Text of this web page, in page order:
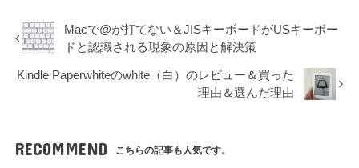
Macで@が打てない＆JISキーボードがUSキーボー
ドと認識される現象の原因と解決策
Kindle Paperwhiteのwhite（白）のレビュー＆買った
理由＆選んだ理由
RECOMMEND こちらの記事も人気です。